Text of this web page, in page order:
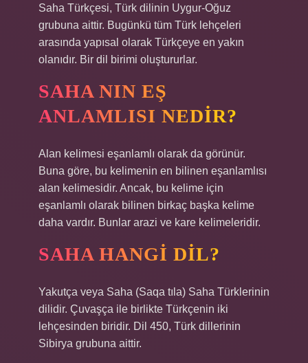
Saha Türkçesi, Türk dilinin Uygur-Oğuz
grubuna aittir. Bugünkü tüm Türk lehçeleri
arasında yapısal olarak Türkçeye en yakın
olanıdır. Bir dil birimi oluştururlar.
SAHA NIN EŞ
ANLAMLISI NEDIR?
Alan kelimesi eşanlamlı olarak da görünür.
Buna göre, bu kelimenin en bilinen eşanlamlısı
alan kelimesidir. Ancak, bu kelime için
eşanlamlı olarak bilinen birkaç başka kelime
daha vardır. Bunlar arazi ve kare kelimeleridir.
SAHA HANGI DIL?
Yakutça veya Saha (Saqa tıla) Saha Türklerinin
dilidir. Çuvaşça ile birlikte Türkçenin iki
lehçesinden biridir. Dil 450, Türk dillerinin
Sibirya grubuna aittir.